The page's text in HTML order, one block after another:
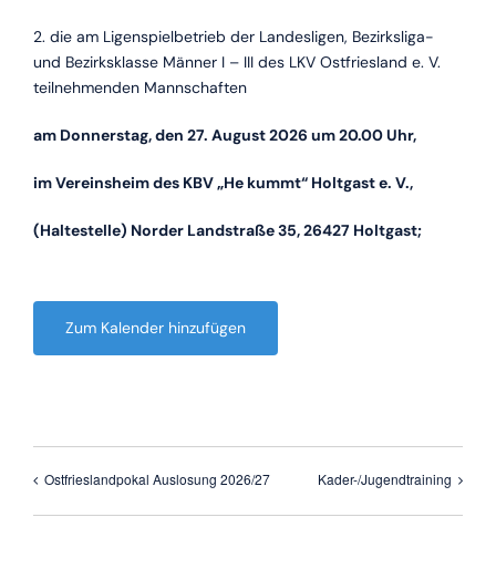
Links
2. die am Ligenspielbetrieb der Landesligen, Bezirksliga-
und Bezirksklasse Männer I – III des LKV Ostfriesland e. V.
teilnehmenden Mannschaften
am Donnerstag, den 27. August 2026 um 20.00 Uhr,
im Vereinsheim des KBV „He kummt“ Holtgast e. V.,
(Haltestelle) Norder Landstraße 35, 26427 Holtgast;
Zum Kalender hinzufügen
Ostfrieslandpokal Auslosung 2026/27 Kader-/Jugendtraining